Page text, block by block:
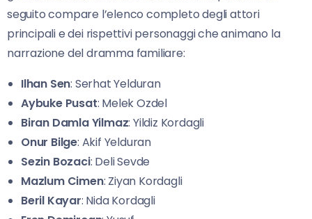
seguito compare l’elenco completo degli attori
principali e dei rispettivi personaggi che animano la
narrazione del dramma familiare:
Ilhan Sen: Serhat Yelduran
Aybuke Pusat: Melek Ozdel
Biran Damla Yilmaz: Yildiz Kordagli
Onur Bilge: Akif Yelduran
Sezin Bozaci: Deli Sevde
Mazlum Cimen: Ziyan Kordagli
Beril Kayar: Nida Kordagli